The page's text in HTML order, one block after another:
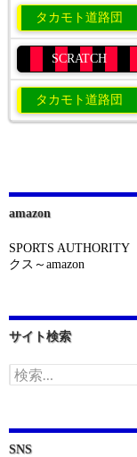
タカモト道路団
SCRATCH
タカモト道路団
amazon
SPORTS
クス～amazon
サイト検索
検
索:
SNS